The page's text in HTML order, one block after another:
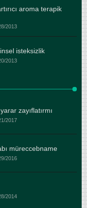
aroma terapik
2013
isteksizlik
2013
zayıflatırmı
2017
müreccebname
2016
2014